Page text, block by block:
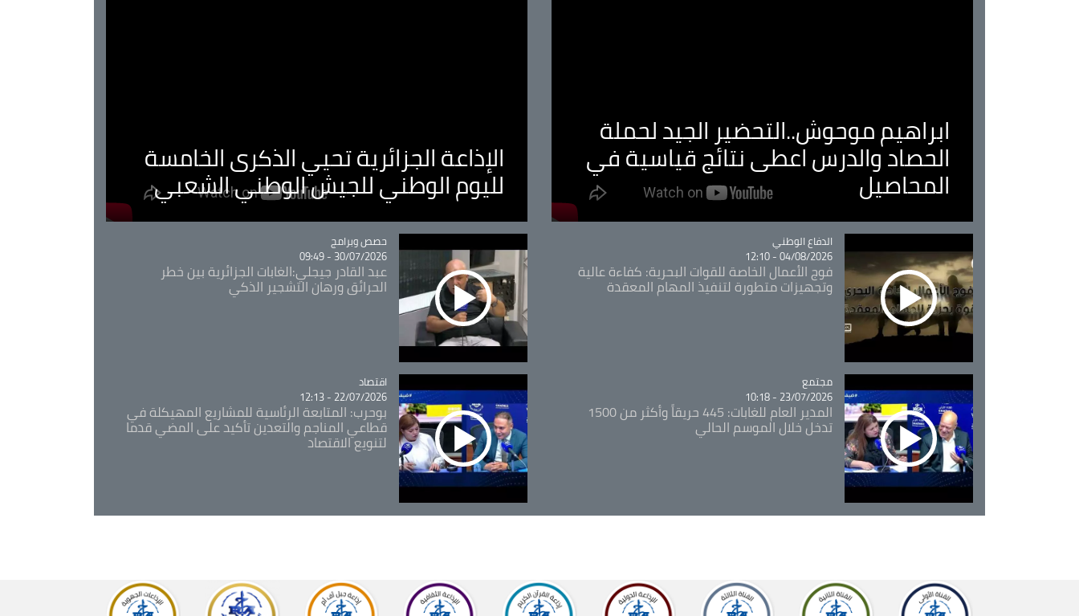
ابراهيم موحوش..التحضير الجيد لحملة
الحصاد والدرس اعطى نتائج قياسية في
المحاصيل
الإذاعة الجزائرية تحيي الذكرى الخامسة
لليوم الوطني للجيش الوطني الشعبي
Catégorie
الدفاع الوطني
04/08/2026 - 12:10
فوج الأعمال الخاصة للقوات البحرية: كفاءة عالية
وتجهيزات متطورة لتنفيذ المهام المعقدة
Catégorie
حصص وبرامج
30/07/2026 - 09:49
عبد القادر جيجلي:الغابات الجزائرية بين خطر
الحرائق ورهان التشجير الذكي
Catégorie
مجتمع
23/07/2026 - 10:18
المدير العام للغابات: 445 حريقاً وأكثر من 1500
تدخل خلال الموسم الحالي
Catégorie
اقتصاد
22/07/2026 - 12:13
بوحرب: المتابعة الرئاسية للمشاريع المهيكلة في
قطاعي المناجم والتعدين تأكيد على المضي قدما
لتنويع الاقتصاد